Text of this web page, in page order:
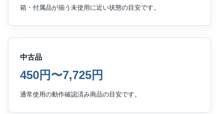
箱・付属品が揃う未使用に近い状態の目安です。
中古品
450円〜7,725円
通常使用の動作確認済み商品の目安です。